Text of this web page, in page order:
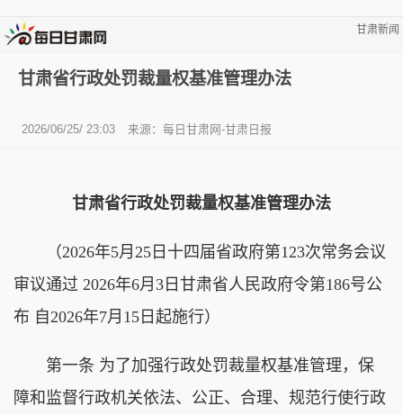
甘肃新闻
甘肃省行政处罚裁量权基准管理办法
2026/06/25/ 23:03 来源：每日甘肃网-甘肃日报
甘肃省行政处罚裁量权基准管理办法
（2026年5月25日十四届省政府第123次常务会议
审议通过 2026年6月3日甘肃省人民政府令第186号公
布 自2026年7月15日起施行）
第一条 为了加强行政处罚裁量权基准管理，保
障和监督行政机关依法、公正、合理、规范行使行政